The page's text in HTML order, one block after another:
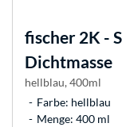
fischer 2K -
Dichtmasse
hellblau, 400ml
Farbe: hellblau
Menge: 400 ml